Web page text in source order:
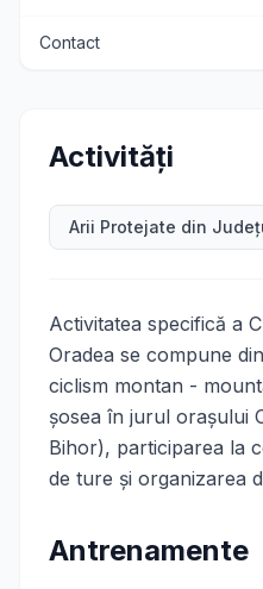
Contact
Activități
Arii Protejate din
Activitatea specifică a
Oradea se compune
ciclism montan -
şosea în jurul oraşului
Bihor), participarea la
de ture şi organizarea
Antrenamente